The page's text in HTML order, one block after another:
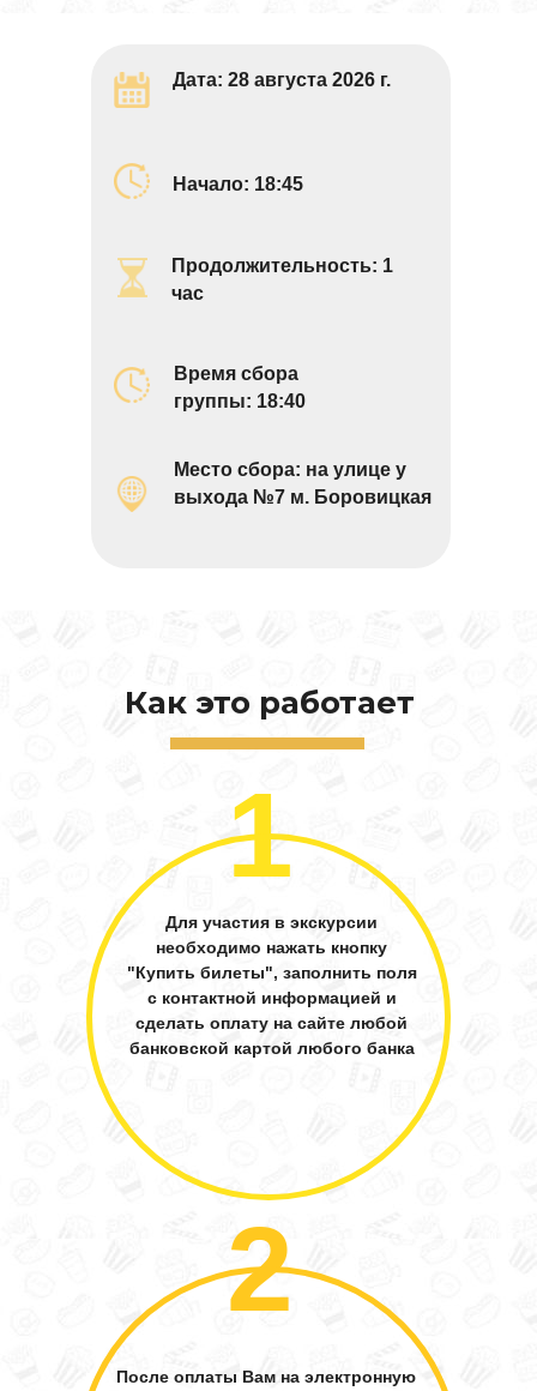
Дата: 28 августа 2026 г.
Место сбора: на улице у
выхода №7 м. Боровицкая
Продолжительность: 1
час
Время сбора
группы: 18:40
Начало: 18:45
Как это работает
1
2
После оплаты Вам на электронную
Для участия в экскурсии
необходимо нажать кнопку
"Купить билеты", заполнить поля
с контактной информацией и
сделать оплату на сайте любой
банковской картой любого банка